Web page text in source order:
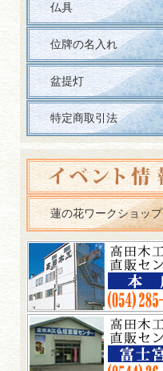
仏具
位牌の名入れ
盆提灯
特定商取引法
蓮の花ワークショップ